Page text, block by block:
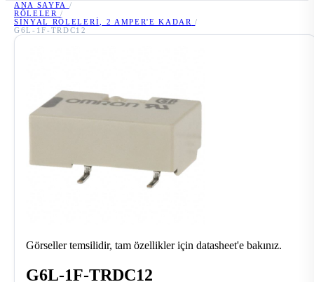
ANA SAYFA /
RÖLELER
/
SINYAL RÖLELERI, 2 AMPER'E KADAR
/
G6L-1F-TRDC12
Görseller temsilidir, tam özellikler için datasheet'e bakınız.
G6L-1F-TRDC12